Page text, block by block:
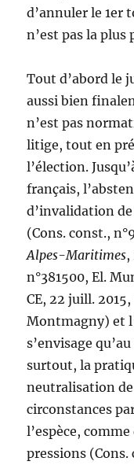
d’annuler le 1er
n’est pas la plus
Tout d’abord le
aussi bien
n’est pas
litige, tout en
l’élection.
français,
d’invalidation
(Cons. const.,
Alpes-Maritimes,
n°381500, El.
CE, 22 juill.
Montmagny) et
s’envisage
surtout, la
neutralisation
circonstances
l’espèce,
pressions